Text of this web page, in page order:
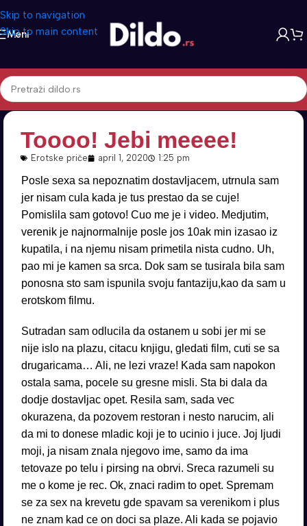
Skip to navigation
Skip to main content
Meni
Toooo! Jebi meeee!
Erotske priče april 1, 2020 1:25 pm
Posle sexa sa nepoznatim dostavljacem, utrnula sam
jer nisam cula kada je tus prestao da se cuje!
Pomislila sam gotovo! Cuo me je i video. Medjutim,
verenik je najnormalnije posle jos 10ak min izasao iz
kupatila, i na njemu nisam primetila nista cudno. Uh,
pao mi je kamen sa srca. Dok sam se tusirala bila sam
ponosna sto sam ispunila svoju fantaziju,kao da sam u
erotskom filmu.
Sutradan sam odlucila da ostanem u sobi jer mi se
nije islo na plazu, citacu knjigu, gledati film, cuti se sa
drugaricama… Ali, ne lezi vraze! Kada sam napokon
ostala sama, pocele su gresne misli. Sta bi dala da
dodje dostavljac opet. Resila sam, sada vec
okurazena, da pozovem restoran i nesto narucim, ali
da mi to donese mladic koji je to ucinio i juce. Joj ljudi
moji, ja nisam znala njegovo ime, samo da ima
tetovaze po telu i pirsing na obrvi. Sreca razumeli su
me o kome je rec. Ok, znaci radim to opet. Spremam
se za sex na krevetu gde spavam sa verenikom i plus
ne znam kad ce on doci sa plaze. Ali kada se pojavio